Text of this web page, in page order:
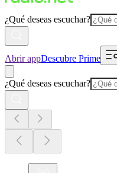
¿Qué deseas escuchar?
Abrir appDescubre Prime
¿Qué deseas escuchar?